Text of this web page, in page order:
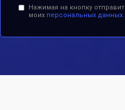
Нажимая на кнопку
моих персональных данных.